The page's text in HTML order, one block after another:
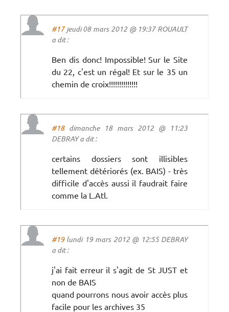
#17jeudi 08 mars 2012 @ 19:37 ROUAULT
a dit :
Ben dis donc! Impossible! Sur le Site
du 22, c'est un régal! Et sur le 35 un
chemin de croix!!!!!!!!!!!!!!
#18dimanche 18 mars 2012 @ 11:23
DEBRAY a dit :
certains dossiers sont illisibles
tellement détériorés (ex. BAIS) - très
difficile d'accès aussi il faudrait faire
comme la L.Atl.
#19lundi 19 mars 2012 @ 12:55 DEBRAY
a dit :
j'ai fait erreur il s'agit de St JUST et
non de BAIS
quand pourrons nous avoir accès plus
facile pour les archives 35